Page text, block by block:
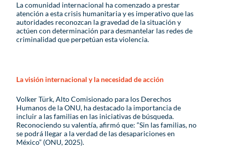
La comunidad internacional ha comenzado a prestar
atención a esta crisis humanitaria y es imperativo que las
autoridades reconozcan la gravedad de la situación y
actúen con determinación para desmantelar las redes de
criminalidad que perpetúan esta violencia.
La visión internacional y la necesidad de acción
Volker Türk, Alto Comisionado para los Derechos
Humanos de la ONU, ha destacado la importancia de
incluir a las familias en las iniciativas de búsqueda.
Reconociendo su valentía, afirmó que: “Sin las familias, no
se podrá llegar a la verdad de las desapariciones en
México” (ONU, 2025).